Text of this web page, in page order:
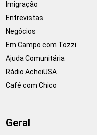
Imigração
Entrevistas
Negócios
Em Campo com Tozzi
Ajuda Comunitária
Rádio AcheiUSA
Café com Chico
Geral